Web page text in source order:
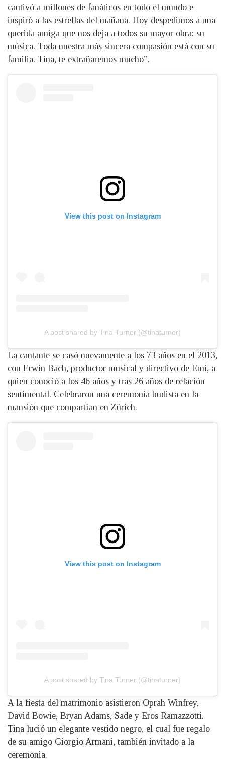
cautivó a millones de fanáticos en todo el mundo e
inspiró a las estrellas del mañana. Hoy despedimos a una
querida amiga que nos deja a todos su mayor obra: su
música. Toda nuestra más sincera compasión está con su
familia. Tina, te extrañaremos mucho”.
View this post on Instagram
A post shared by Tina Turner (@tinaturner)
La cantante se casó nuevamente a los 73 años en el 2013,
con Erwin Bach, productor musical y directivo de Emi, a
quien conoció a los 46 años y tras 26 años de relación
sentimental. Celebraron una ceremonia budista en la
mansión que compartían en Zúrich.
View this post on Instagram
A post shared by Tina Turner (@tinaturner)
A la fiesta del matrimonio asistieron Oprah Winfrey,
David Bowie, Bryan Adams, Sade y Eros Ramazzotti.
Tina lució un elegante vestido negro, el cual fue regalo
de su amigo Giorgio Armani, también invitado a la
ceremonia.